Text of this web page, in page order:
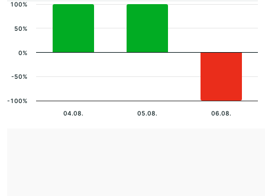
04.08. 05.08. 06.08.
-100%
-50%
0%
50%
100%